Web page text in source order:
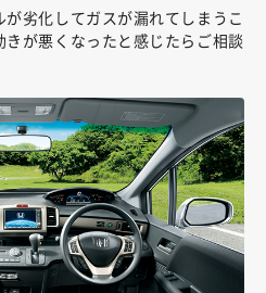
劣化してガスが漏れてしまうこ
きが悪くなったと感じたらご相談